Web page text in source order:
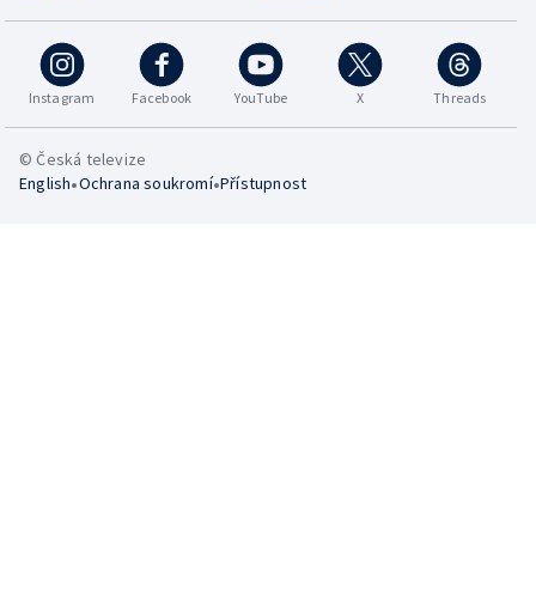
Instagram Facebook YouTube X Threads
© Česká televize
English•Ochrana soukromí•Přístupnost